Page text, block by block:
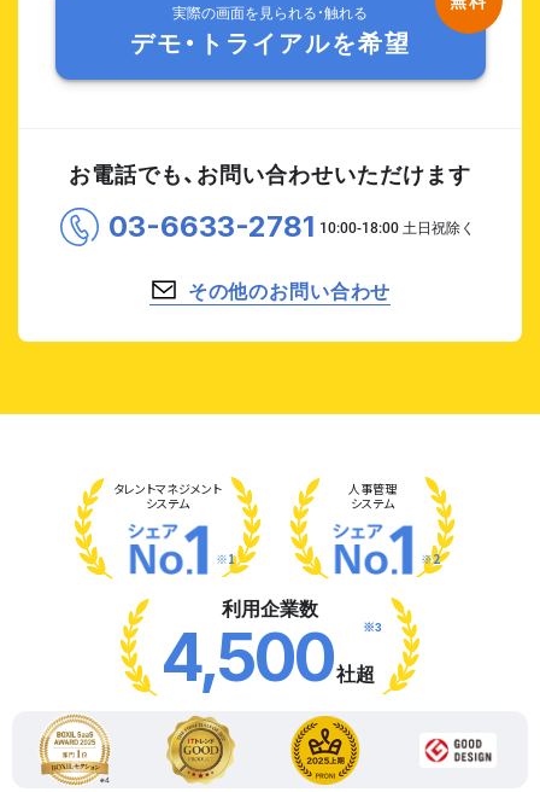
実際の画面を見られる・触れる
デモ・トライアルを希望
お電話でも、お問い合わせいただけます
03-6633-2781
その他のお問い合わせ
タレントマネジメント
システム
※1
人事管理
システム
※2
利用企業数
4,500社超
※3